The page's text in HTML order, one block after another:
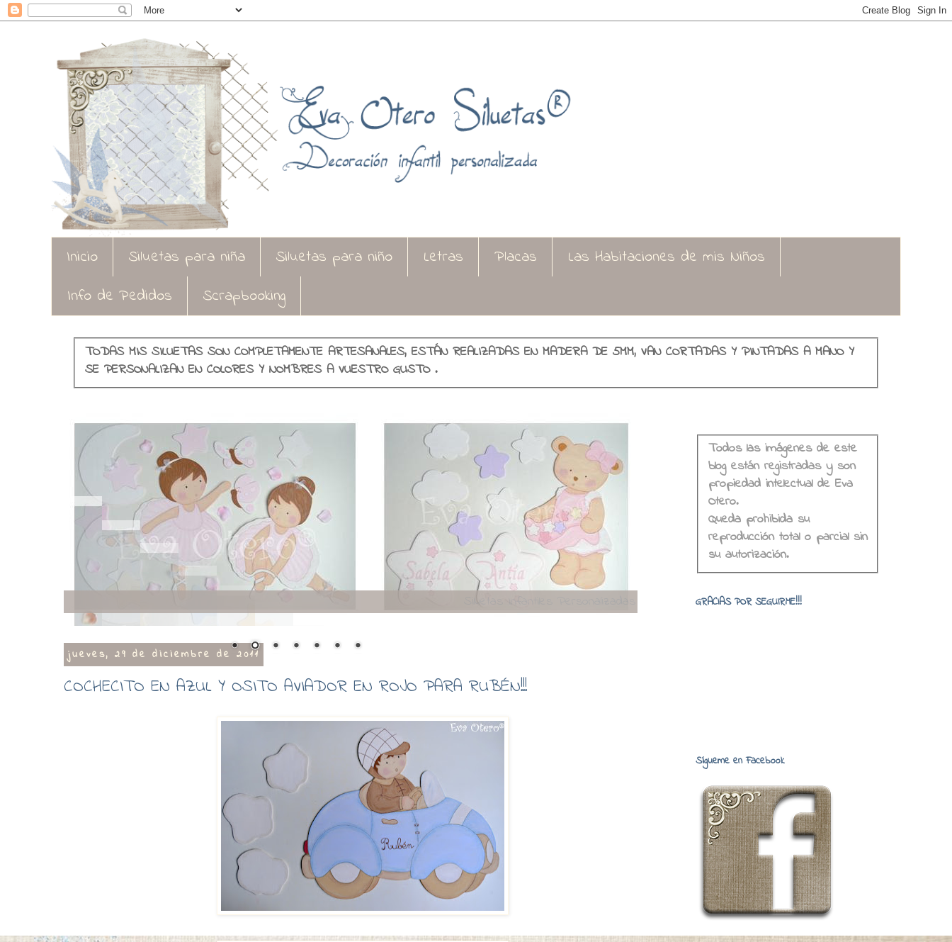
Inicio Siluetas para niña Siluetas para niño Letras Placas
Las Habitaciones de mis Niños
Info de Pedidos
Scrapbooking
TODAS MIS SILUETAS SON COMPLETAMENTE ARTESANALES, ESTÁN REALIZADAS EN MADERA DE 5MM, VAN CORTADAS Y PINTADAS A MANO Y
SE PERSONALIZAN EN COLORES Y NOMBRES A VUESTRO GUSTO .
jueves, 29 de diciembre de 2011
COCHECITO EN AZUL Y OSITO AVIADOR EN ROJO PARA RUBÉN!!!
Todos las imágenes de este
blog están registradas y son
propiedad intelectual de Eva
Otero.
Queda prohibida su
reproducción total o parcial sin
su autorización.
GRACIAS POR SEGUIRME!!!
Sígueme en Facebook